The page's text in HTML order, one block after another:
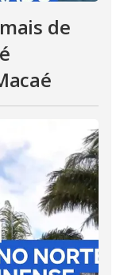
de